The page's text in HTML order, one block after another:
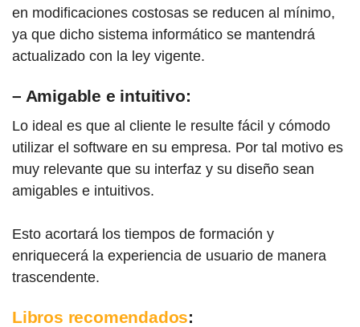
en modificaciones costosas se reducen al mínimo,
ya que dicho sistema informático se mantendrá
actualizado con la ley vigente.
– Amigable e intuitivo:
Lo ideal es que al cliente le resulte fácil y cómodo
utilizar el software en su empresa. Por tal motivo es
muy relevante que su interfaz y su diseño sean
amigables e intuitivos.
Esto acortará los tiempos de formación y
enriquecerá la experiencia de usuario de manera
trascendente.
Libros recomendados: